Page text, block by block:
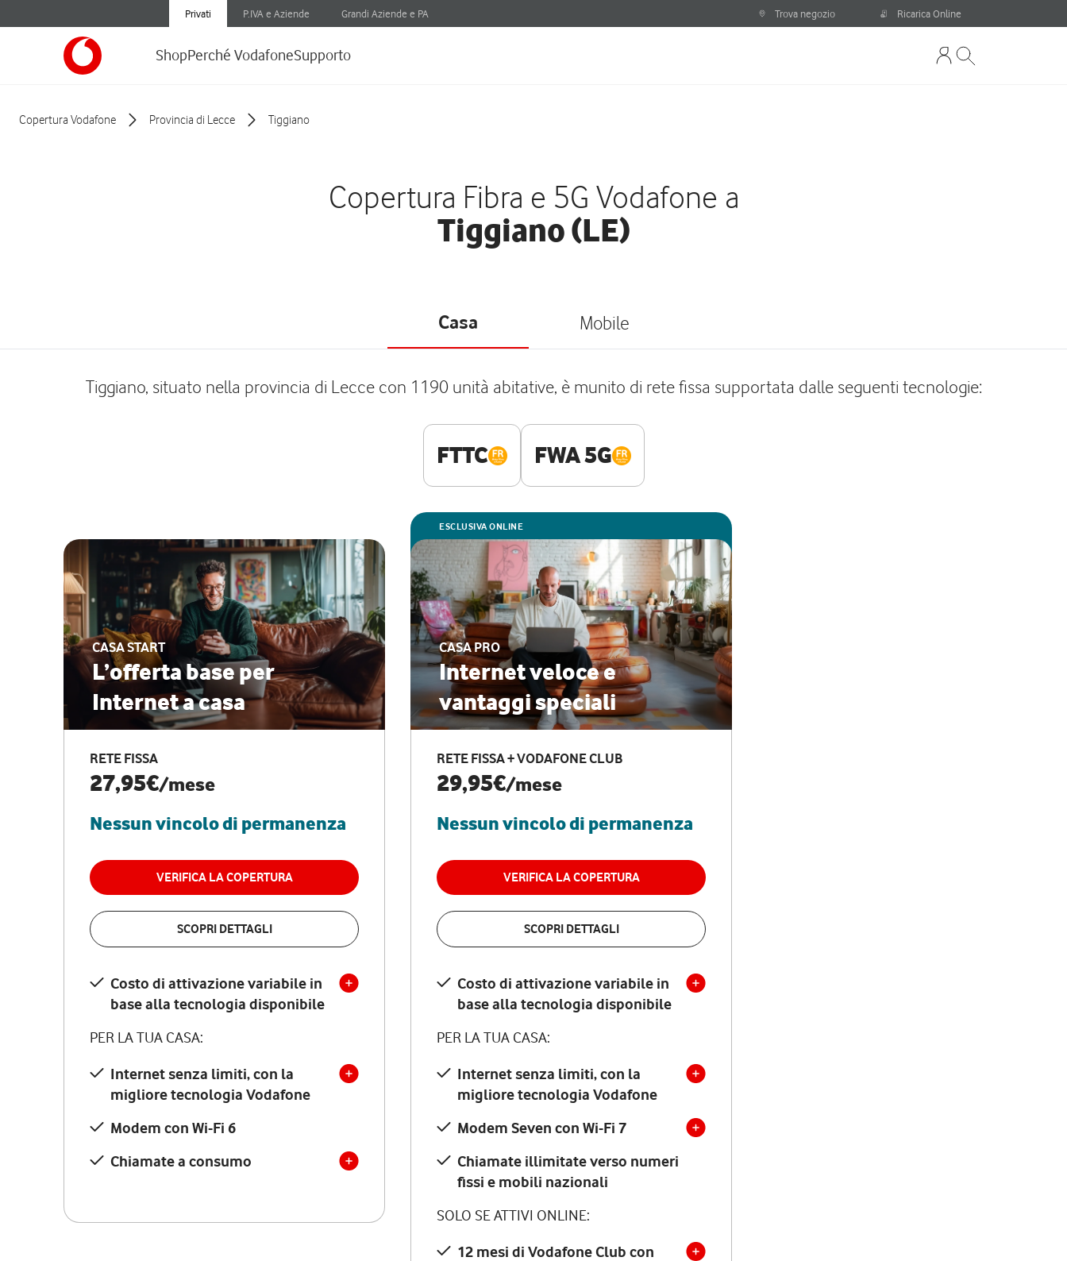
Privati P.IVA e Aziende Grandi Aziende e PA Trova negozio Ricarica Online
ShopPerché VodafoneSupporto
Copertura Vodafone Provincia di Lecce Tiggiano
Copertura Fibra e 5G Vodafone a
Tiggiano (LE)
Casa Mobile
Tiggiano, situato nella provincia di Lecce con 1190 unità abitative, è munito di rete fissa supportata dalle seguenti tecnologie:
FTTC FWA 5G
CASA START
L’offerta base per
Internet a casa
RETE FISSA
27,95€/mese
Nessun vincolo di permanenza
VERIFICA LA COPERTURA
SCOPRI DETTAGLI
Costo di attivazione variabile in
base alla tecnologia disponibile
PER LA TUA CASA:
Internet senza limiti, con la
migliore tecnologia Vodafone
Modem con Wi-Fi 6
Chiamate a consumo
ESCLUSIVA ONLINE
CASA PRO
Internet veloce e
vantaggi speciali
RETE FISSA + VODAFONE CLUB
29,95€/mese
Nessun vincolo di permanenza
VERIFICA LA COPERTURA
SCOPRI DETTAGLI
Costo di attivazione variabile in
base alla tecnologia disponibile
PER LA TUA CASA:
Internet senza limiti, con la
migliore tecnologia Vodafone
Modem Seven con Wi-Fi 7
Chiamate illimitate verso numeri
fissi e mobili nazionali
SOLO SE ATTIVI ONLINE:
12 mesi di Vodafone Club con